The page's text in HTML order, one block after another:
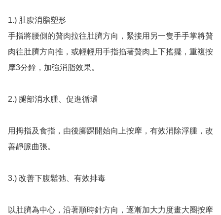
1.) 肚腹消脂塑形
手指將腰側的贅肉拉往肚臍方向，緊接用另一隻手手掌將贅
肉往肚臍方向推，或輕輕用手指掐著贅肉上下搖擺，重複按
摩3分鐘，加強消脂效果。
2.) 腿部消水腫、促進循環
用拇指及食指，由後腳踝開始向上按摩，有效消除浮腫，改
善靜脈曲張。
3.) 改善下腹鬆弛、有效排毒
以肚臍為中心，沿著順時針方向，逐漸加大力度畫大圈按摩